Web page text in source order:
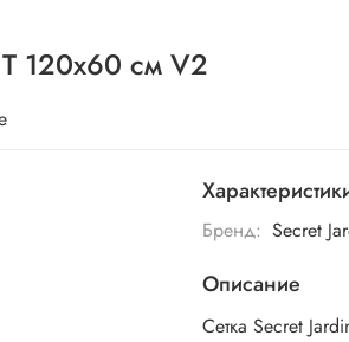
120х60 см V2
Бренд: Secret
Описание
Сетка Secret